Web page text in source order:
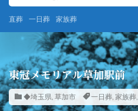
直葬 一日葬 家族葬
東冠メモリアル草加駅前
◆埼玉県, 草加市 一日葬, 家族葬,